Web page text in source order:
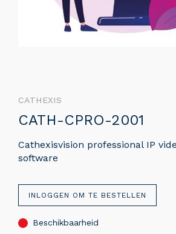
CATHEXIS
CATH-CPRO-2001
Cathexisvision professional IP
software
INLOGGEN OM TE BESTELLEN
Beschikbaarheid